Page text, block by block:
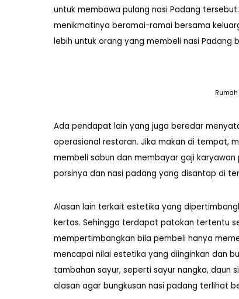
untuk membawa pulang nasi Padang
menikmatinya beramai-ramai bersama
lebih untuk orang yang membeli nasi Padang
Ada pendapat lain yang juga beredar
operasional restoran. Jika makan di tempat,
membeli sabun dan membayar gaji karyawan
porsinya dan nasi padang yang disantap di
Alasan lain terkait estetika yang
kertas. Sehingga terdapat patokan tertentu
mempertimbangkan bila pembeli hanya
mencapai nilai estetika yang diinginkan dan
tambahan sayur, seperti sayur nangka, daun
alasan agar bungkusan nasi padang terlihat